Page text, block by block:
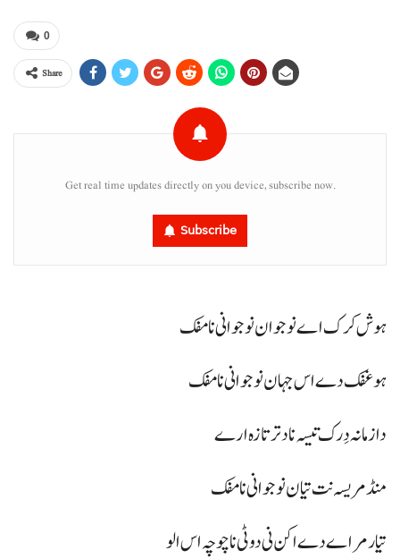
0
Share
Get real time updates directly on you device, subscribe now.
Subscribe
ہوش کرک اے نوجوان نوجوانی نا مفک
ہوغفک دے اس جہان نوجوانی نا مفک
دا زمانہ دِرک تیسہ نا دتر تازہ ارے
منڈ مریسہ نت تیان نوجوانی نا مفک
تیار مر اے دے اکن نی دوٹی نا چوچہ اس الو